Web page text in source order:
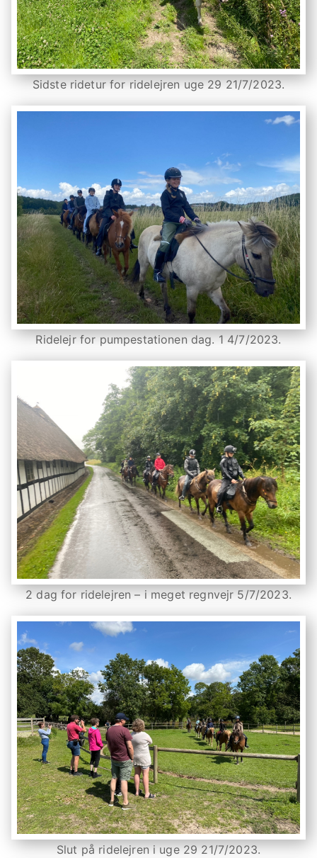
Sidste ridetur for ridelejren uge 29 21/7/2023.
Ridelejr for pumpestationen dag. 1 4/7/2023.
2 dag for ridelejren – i meget regnvejr 5/7/2023.
Slut på ridelejren i uge 29 21/7/2023.